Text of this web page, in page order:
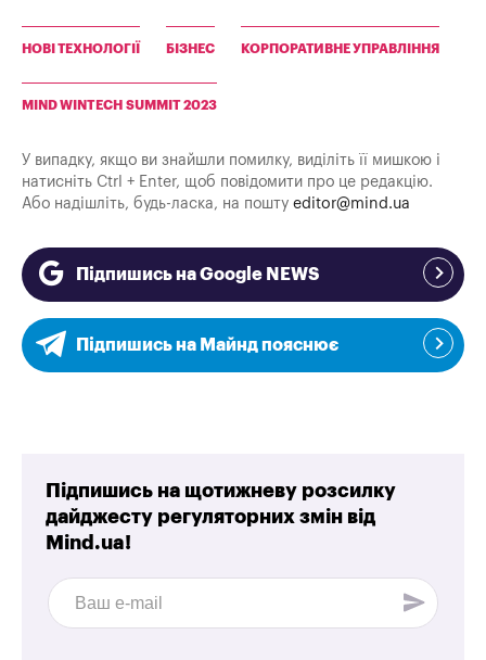
НОВІ ТЕХНОЛОГІЇ БІЗНЕС КОРПОРАТИВНЕ УПРАВЛІННЯ
MIND WINTECH SUMMIT 2023
У випадку, якщо ви знайшли помилку, виділіть її мишкою і
натисніть Ctrl + Enter, щоб повідомити про це редакцію.
Або надішліть, будь-ласка, на пошту editor@mind.ua
Підпишись на Google NEWS
Підпишись на Майнд пояснює
Підпишись на щотижневу розсилку
дайджесту регуляторних змін від
Mind.ua!